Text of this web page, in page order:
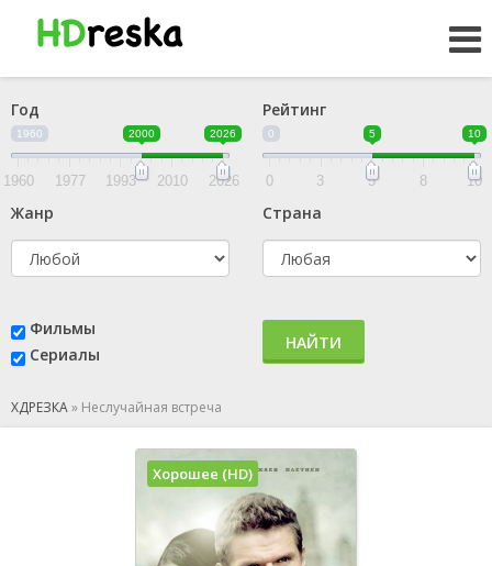
Год
1960 2000 2026
1960 1977 1993 2010 2026
Рейтинг
0 5 10
0 3 5 8 10
Жанр Страна
Фильмы
Сериалы
НАЙТИ
ХДРЕЗКА» Неслучайная встреча
Хорошее (HD)